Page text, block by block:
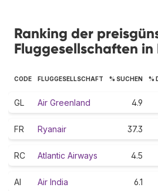
Ranking der
Fluggesellschaften in
CODE FLUGGESELLSCHAFT % SUCHEN %
GL Air Greenland 4.9
FR Ryanair 37.3
RC Atlantic Airways 4.5
AI Air India 6.1